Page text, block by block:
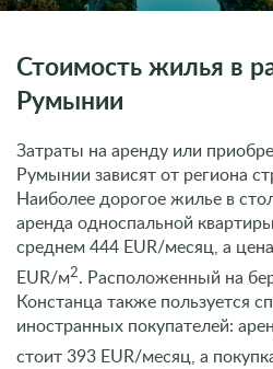
Стоимость жилья в
Румынии
Затраты на аренду или
Румынии зависят от региона
Наиболее дорогое жилье в
аренда односпальной
среднем 444 EUR/месяц, а
EUR/м2. Расположенный на
Констанца также пользуется
иностранных покупателей:
стоит 393 EUR/месяц, а